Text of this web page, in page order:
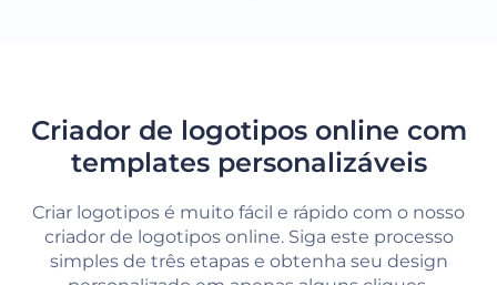
Criador de logotipos online com
templates personalizáveis
Criar logotipos é muito fácil e rápido com o nosso
criador de logotipos online. Siga este processo
simples de três etapas e obtenha seu design